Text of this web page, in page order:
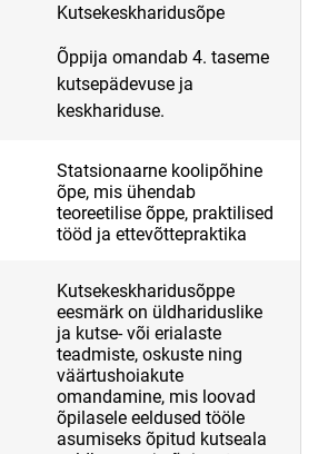
Kutsekeskharidusõpe
Õppija omandab 4. taseme
kutsepädevuse ja
keskhariduse.
Statsionaarne koolipõhine
õpe, mis ühendab
teoreetilise õppe, praktilised
tööd ja ettevõttepraktika
Kutsekeskharidusõppe
eesmärk on üldhariduslike
ja kutse- või erialaste
teadmiste, oskuste ning
väärtushoiakute
omandamine, mis loovad
õpilasele eeldused tööle
asumiseks õpitud kutseala